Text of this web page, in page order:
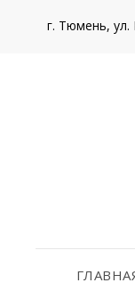
г. Тюмень, ул.